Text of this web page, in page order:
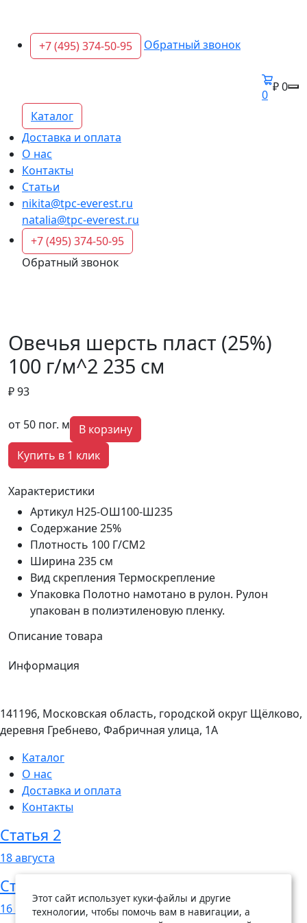
+7 (495) 374-50-95 Обратный звонок
0
₽ 0
Каталог
Доставка и оплата
О нас
Контакты
Статьи
nikita@tpc-everest.ru
natalia@tpc-everest.ru
+7 (495) 374-50-95
Обратный звонок
Овечья шерсть пласт (25%)
100 г/м^2 235 см
₽ 93
от 50 пог. м
В корзину
Купить в 1 клик
Характеристики
Артикул Н25-ОШ100-Ш235
Содержание25%
Плотность 100 Г/СМ2
Ширина 235 см
Вид скрепления Термоскрепление
Упаковка Полотно намотано в рулон. Рулон
упакован в полиэтиленовую пленку.
Описание товара
Информация
141196, Московская область, городской округ Щёлково,
деревня Гребнево, Фабричная улица, 1А
Каталог
О нас
Доставка и оплата
Контакты
Статья 2
18августа
Статья 1
16 августа
Этот сайт использует куки-файлы и другие
технологии, чтобы помочь вам в навигации, а